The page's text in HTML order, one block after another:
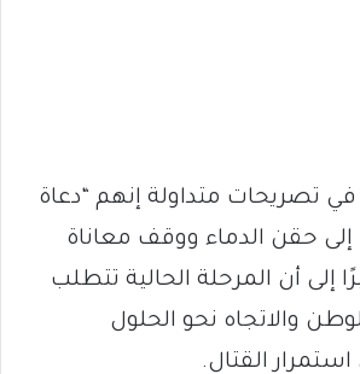
في تصريحات متداولة إنهم “دعاة
حقن الدماء ووقف معاناة
إلى أن المرحلة الحالية تتطلب
والاتجاه نحو الحلول
القتال.